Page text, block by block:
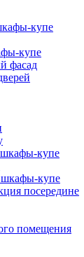
купе
купе
фасад
купе
купе
посередине
помещения